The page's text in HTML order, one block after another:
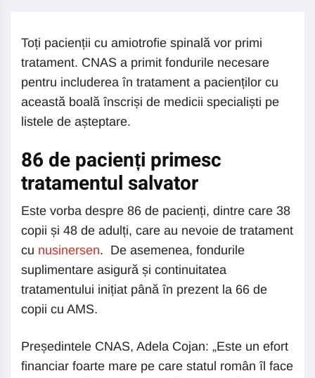
Toți pacienții cu amiotrofie spinală vor primi
tratament. CNAS a primit fondurile necesare
pentru includerea în tratament a pacienților cu
această boală înscriși de medicii specialiști pe
listele de așteptare.
86 de pacienți primesc
tratamentul salvator
Este vorba despre 86 de pacienți, dintre care 38
copii și 48 de adulți, care au nevoie de tratament
cu nusinersen. De asemenea, fondurile
suplimentare asigură și continuitatea
tratamentului inițiat până în prezent la 66 de
copii cu AMS.
Președintele CNAS, Adela Cojan: „Este un efort
financiar foarte mare pe care statul român îl face